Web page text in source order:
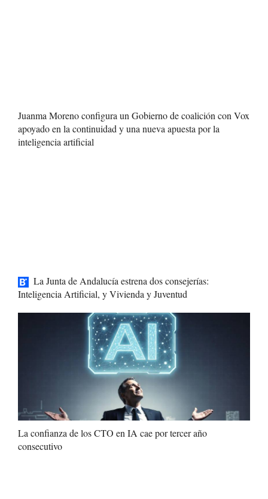
Juanma Moreno configura un Gobierno de coalición con Vox
apoyado en la continuidad y una nueva apuesta por la
inteligencia artificial
La Junta de Andalucía estrena dos consejerías:
Inteligencia Artificial, y Vivienda y Juventud
La confianza de los CTO en IA cae por tercer año
consecutivo